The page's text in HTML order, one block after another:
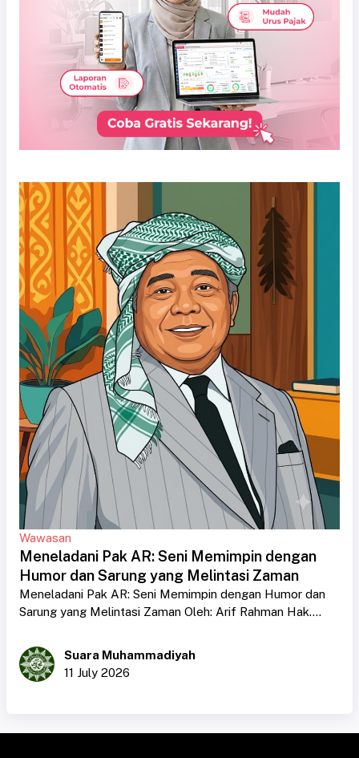
Wawasan
Meneladani Pak AR: Seni Memimpin dengan
Humor dan Sarung yang Melintasi Zaman
Meneladani Pak AR: Seni Memimpin dengan Humor dan
Sarung yang Melintasi Zaman Oleh: Arif Rahman Hak....
Suara Muhammadiyah
11 July 2026